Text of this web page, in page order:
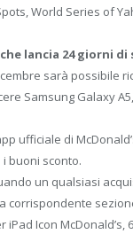
World Series of
lancia 24 giorni di
sarà possibile
Samsung Galaxy
ufficiale di
buoni sconto.
un qualsiasi
Icon McDonald’s,